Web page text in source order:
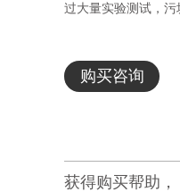
过大量实验测试，污
购买咨询
获得购买帮助